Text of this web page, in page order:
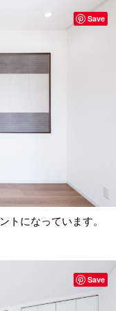
トになっています。
Save
Save